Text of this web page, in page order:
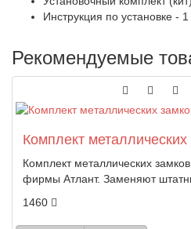
Инструкция по установке - 1
Рекомендуемые
Комплект
Комплект металлических
фирмы Атлант. Заменяют
1460